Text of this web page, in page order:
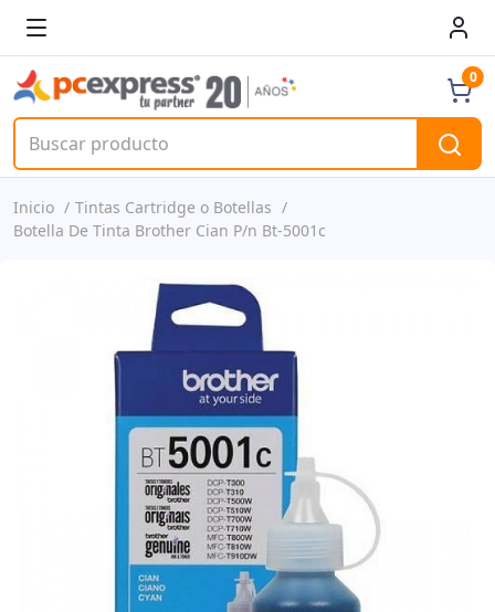
0
Inicio
Tintas Cartridge o Botellas
Botella De Tinta Brother Cian P/n Bt-5001c